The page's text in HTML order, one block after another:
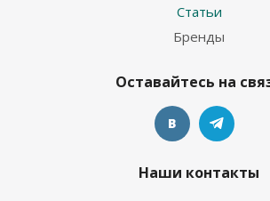
Статьи
Бренды
Оставайтесь на
Наши контакты